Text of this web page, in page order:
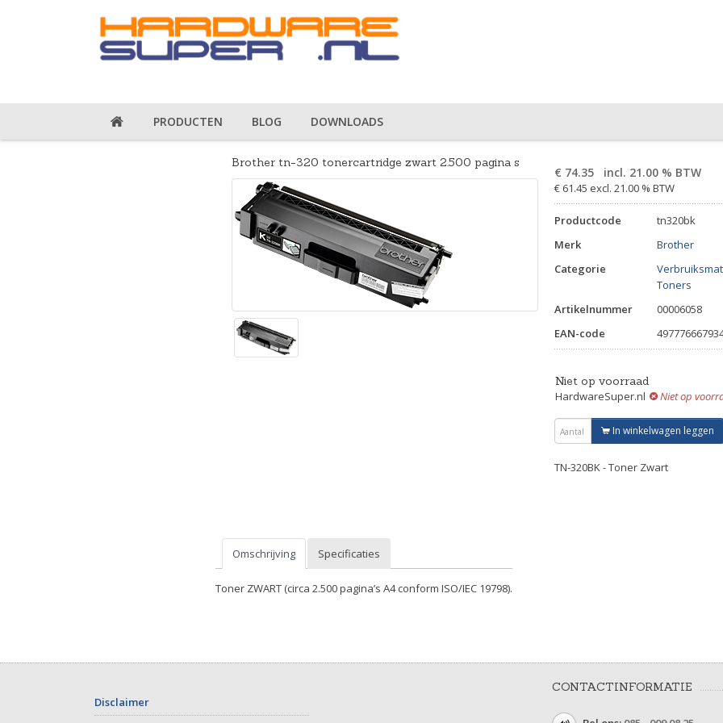
PRODUCTEN BLOG DOWNLOADS
Brother tn-320 tonercartridge zwart 2.500 pagina s
€ 74.35 incl. 21.00 % BTW
€ 61.45 excl. 21.00 % BTW
Productcode
tn320bk
Merk
Brother
Categorie
Toners
Artikelnummer
00006058
EAN-code
Niet op voorraad
HardwareSuper.nl
Niet op
In winkelwagen leggen
TN-320BK - Toner Zwart
Omschrijving Specificaties
Toner ZWART (circa 2.500 pagina’s A4 conform ISO/IEC 19798).
Disclaimer
CONTACTINFORMATIE